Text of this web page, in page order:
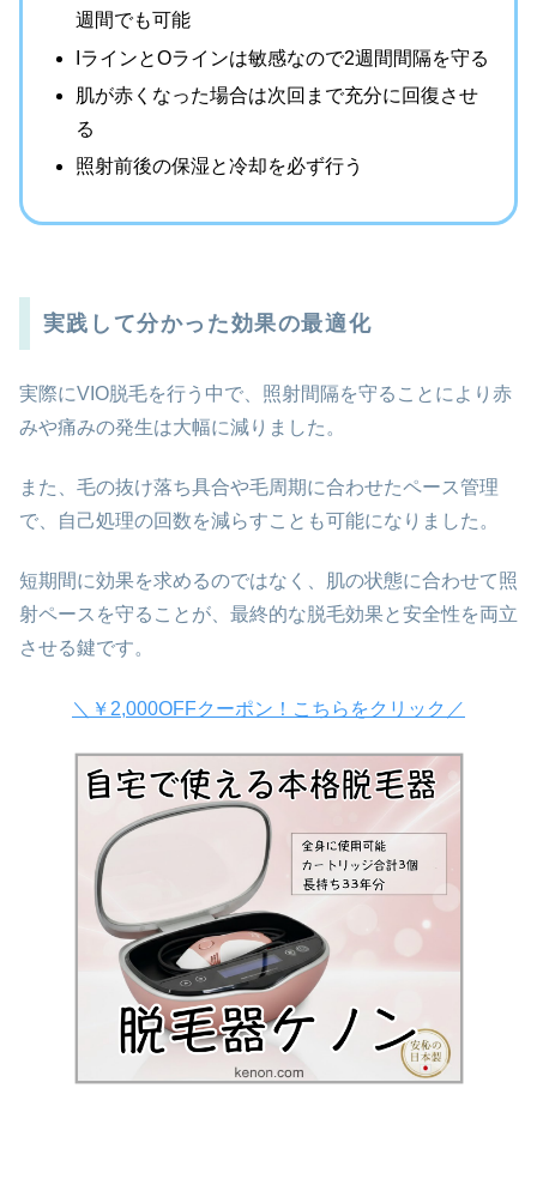
週間でも可能
IラインとOラインは敏感なので2週間間隔を守る
肌が赤くなった場合は次回まで充分に回復させ
る
照射前後の保湿と冷却を必ず行う
実践して分かった効果の最適化
実際にVIO脱毛を行う中で、照射間隔を守ることにより赤
みや痛みの発生は大幅に減りました。
また、毛の抜け落ち具合や毛周期に合わせたペース管理
で、自己処理の回数を減らすことも可能になりました。
短期間に効果を求めるのではなく、肌の状態に合わせて照
射ペースを守ることが、最終的な脱毛効果と安全性を両立
させる鍵です。
＼￥2,000OFFクーポン！こちらをクリック／